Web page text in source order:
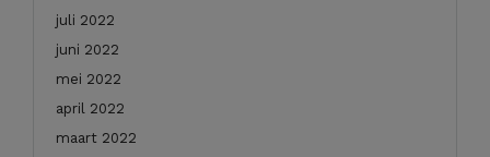
juli 2022
juni 2022
mei 2022
april 2022
maart 2022